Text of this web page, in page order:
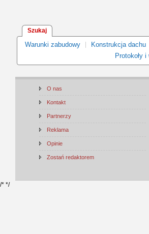
Szukaj
Warunki zabudowy Konstrukcja dachu
Protokoły
O nas
Kontakt
Partnerzy
Reklama
Opinie
Zostań redaktorem
/* */